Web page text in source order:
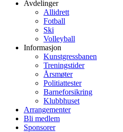
Avdelinger
Allidrett
Fotball
Ski
Volleyball
Informasjon
Kunstgressbanen
Treningstider
Årsmøter
Politiattester
Barneforsikring
Klubbhuset
Arrangementer
Bli medlem
Sponsorer